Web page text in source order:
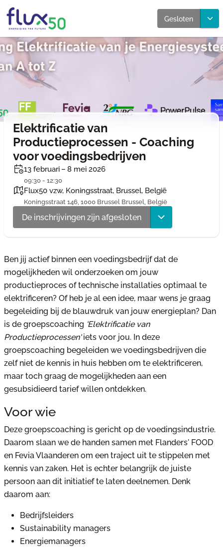
Gesloten
Elektrificatie van
Productieprocessen - Coaching
voor voedingsbedrijven
13 februari – 8 mei 2026
09:30 - 12:30
Flux50 vzw, Koningsstraat, Brussel, België
Koningsstraat 146, 1000 Brussel Brussel, België
De inschrijvingen zijn afgesloten
Ben jij actief binnen een voedingsbedrijf dat de
mogelijkheden wil onderzoeken om jouw
productieproces of technische installaties optimaal te
elektrificeren? Of heb je al een idee, maar wens je graag
begeleiding bij de blauwdruk van jouw energieplan? Dan
is de groepscoaching 'Elektrificatie van
Productieprocessen'iets voor jou. In deze
groepscoaching begeleiden we voedingsbedrijven die
zelf niet de kennis in huis hebben om te elektrificeren,
maar toch graag de mogelijkheden aan een
gesubsidieerd tarief willen ontdekken.
Voor wie
Deze groepscoaching is gericht op de voedingsindustrie.
Daarom slaan we de handen samen met Flanders' FOOD
en Fevia Vlaanderen om een traject uit te stippelen met
kennis van zaken. Het is echter belangrijk de juiste
persoon aan dit initiatief te laten deelnemen. Denk
daarom aan:
Bedrijfsleiders
Sustainability managers
Energiemanagers